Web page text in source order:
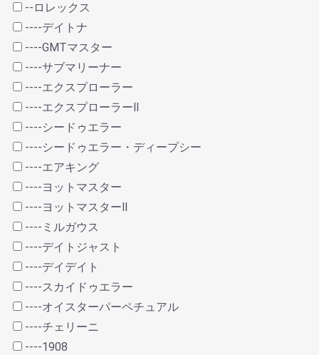
--ロレックス
----デイトナ
----GMTマスター
----サブマリーナー
----エクスプローラー
----エクスプローラーⅡ
----シードゥエラー
----シードゥエラー・ディープシー
----エアキング
----ヨットマスター
----ヨットマスターⅡ
----ミルガウス
----デイトジャスト
----デイデイト
----スカイドゥエラー
----オイスターパーペチュアル
----チェリーニ
----1908